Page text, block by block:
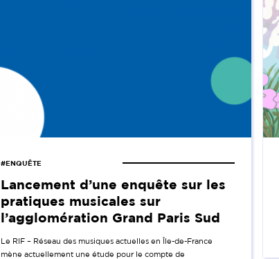
#ENQUÊTE
Lancement d’une enquête sur les
pratiques musicales sur
l’agglomération Grand Paris Sud
Le RIF – Réseau des musiques actuelles en Île-de-France
mène actuellement une étude pour le compte de